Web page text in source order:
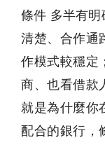
條件 多半有
清楚、合作通
作模式較穩定
商、也看借款
就是為什麼你
配合的銀行，